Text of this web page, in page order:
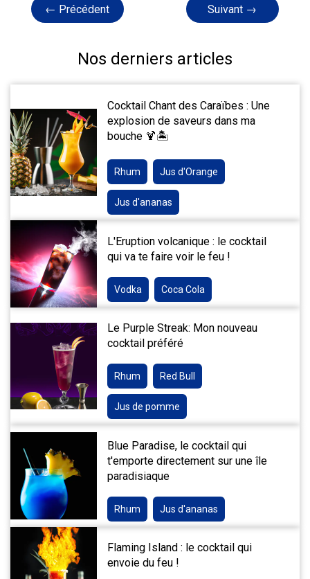
← Précédent Suivant →
Nos derniers articles
Cocktail Chant des Caraïbes : Une
explosion de saveurs dans ma
bouche 🍹🏝️
Rhum Jus d'Orange
Jus d'ananas
L'Eruption volcanique : le cocktail
qui va te faire voir le feu !
Vodka Coca Cola
Le Purple Streak: Mon nouveau
cocktail préféré
Rhum Red Bull
Jus de pomme
Blue Paradise, le cocktail qui
t'emporte directement sur une île
paradisiaque
Rhum Jus d'ananas
Flaming Island : le cocktail qui
envoie du feu !